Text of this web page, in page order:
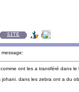
ont les a transféré dans
dans les zebra ont a du